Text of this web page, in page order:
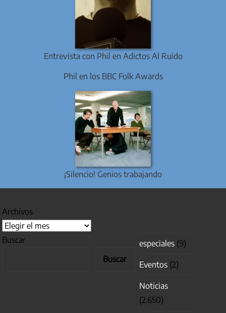
Entrevista con Phil en Adictos Al Ruido
Phil en los BBC Folk Awards
¡Silencio! Genios trabajando
Archivos
Buscar
Buscar
especiales (9)
Eventos (2)
Noticias
(2.650)